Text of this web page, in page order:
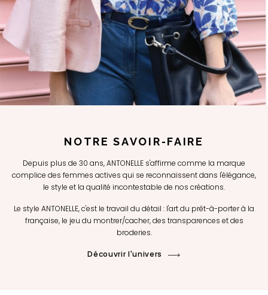
NOTRE SAVOIR-FAIRE
Depuis plus de 30 ans, ANTONELLE s'affirme comme la marque
complice des femmes actives qui se reconnaissent dans l'élégance,
le style et la qualité incontestable de nos créations.
Le style ANTONELLE, c'est le travail du détail : l'art du prêt-à-porter à la
française, le jeu du montrer/cacher, des transparences et des
broderies.
Découvrir l'univers